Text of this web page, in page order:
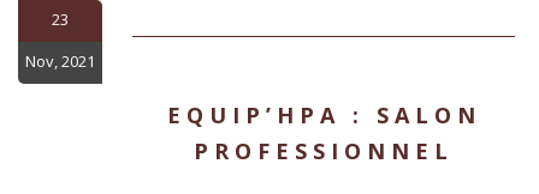
23
Nov, 2021
EQUIP’HPA : SALON
PROFESSIONNEL